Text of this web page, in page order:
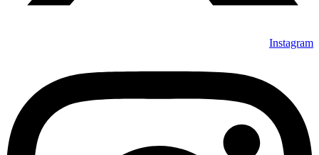
Instagram